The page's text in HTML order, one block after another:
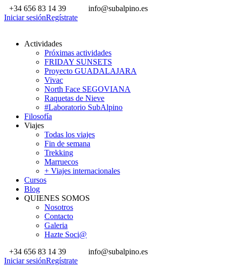
+34 656 83 14 39
info@subalpino.es
Iniciar sesiónRegístrate
Actividades
Próximas actividades
FRIDAY SUNSETS
Proyecto GUADALAJARA
Vivac
North Face SEGOVIANA
Raquetas de Nieve
#Laboratorio SubAlpino
Filosofía
Viajes
Todas los viajes
Fin de semana
Trekking
Marruecos
+ Viajes internacionales
Cursos
Blog
QUIENES SOMOS
Nosotros
Contacto
Galeria
Hazte Soci@
+34 656 83 14 39
info@subalpino.es
Iniciar sesiónRegístrate